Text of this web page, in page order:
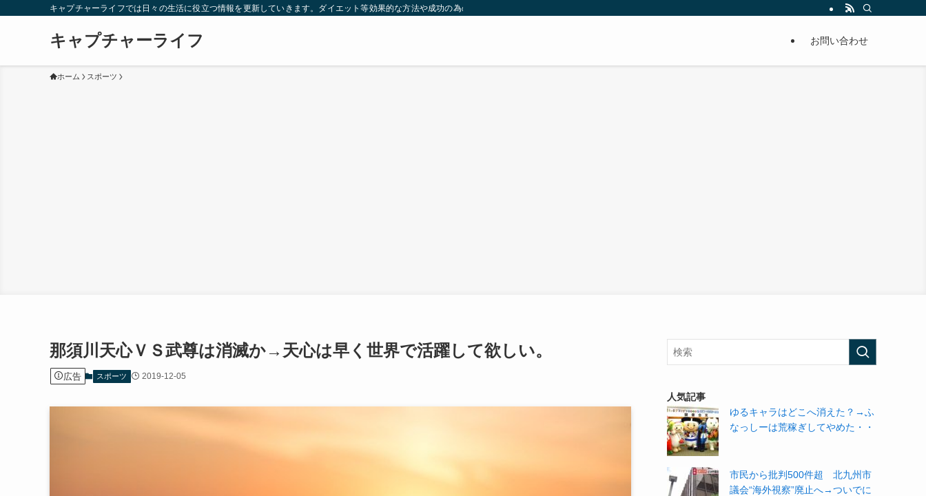
キャプチャーライフでは日々の生活に役立つ情報を更新していきます。ダイエット等効果的な方法や成功の為の秘訣等。太ったり悩んでいる方々が簡単に痩せることが出来るように分かりやすくまとめています。
キャプチャーライフ お問い合わせ
ホーム スポーツ
那須川天心ＶＳ武尊は消滅か→天心は早く世界で活躍して欲しい。
広告 スポーツ 2019-12-05
人気記事
ゆるキャラはどこへ消えた？→ふ
なっしーは荒稼ぎしてやめた・・
市民から批判500件超 北九州市
議会“海外視察”廃止へ→ついでに